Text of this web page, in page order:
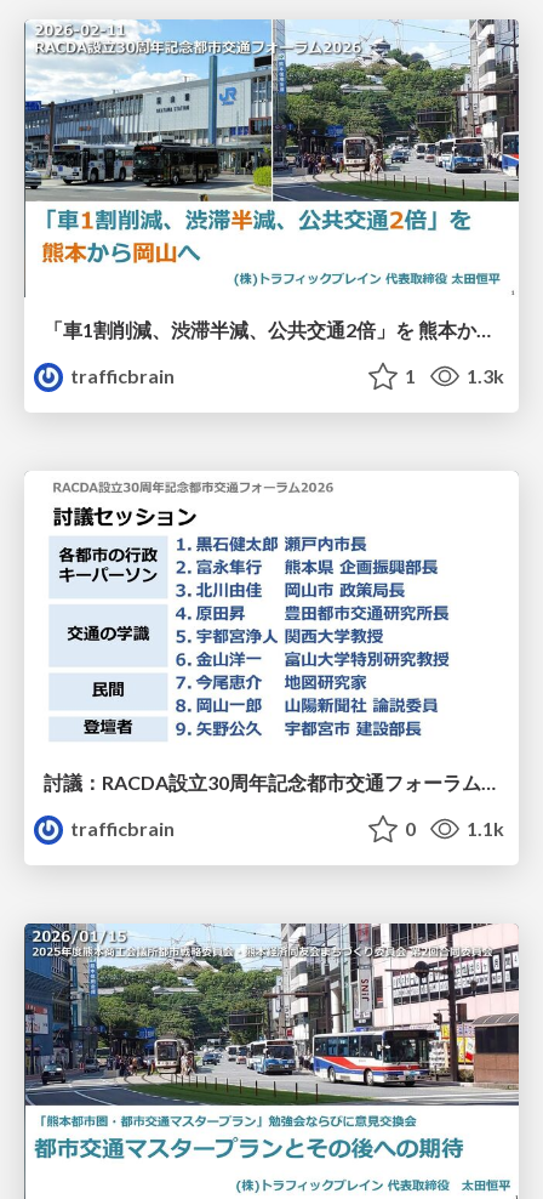
「車1割削減、渋滞半減、公共交通2倍」を 熊本から岡山へ＠RACDA設立30周年記念都市交通フォーラム2026
trafficbrain
1 1.3k
討議：RACDA設立30周年記念都市交通フォーラム2026
trafficbrain
0 1.1k